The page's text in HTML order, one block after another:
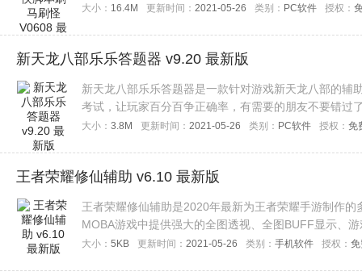
大家下载体验。
大小： 16.4M 更新时间： 2021-05-26 类别： PC软件 授权：
新天龙八部乐乐答题器 v9.20 最新版
新天龙八部乐乐答题器是一款针对游戏新天龙八部的辅
考试，让玩家百分百争正确率，有需要的朋友不要错过
大小： 3.8M 更新时间： 2021-05-26 类别： PC软件 授权： 免
王者荣耀修仙辅助 v6.10 最新版
王者荣耀修仙辅助是2020年最新为王者荣耀手游制作
MOBA游戏中提供强大的全图透视、全图BUFF显示、
辅助进行使用吧！
大小： 5KB 更新时间： 2021-05-26 类别： 手机软件 授权：